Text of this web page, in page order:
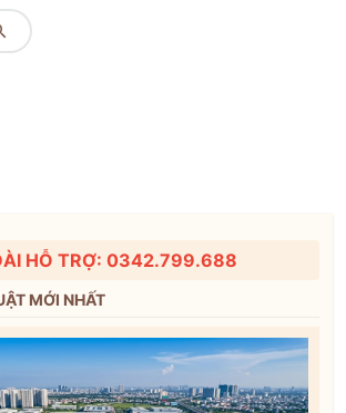
HỖ TRỢ: 0342.799.688
MỚI NHẤT